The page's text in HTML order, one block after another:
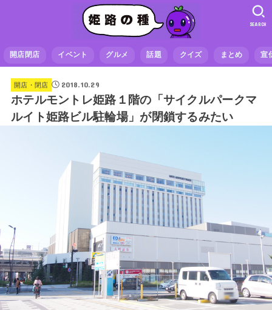
開店閉店 イベント グルメ 話題 クイズ まとめ 宣
SEARCH
開店・閉店 2018.10.29
ホテルモントレ姫路１階の「サイクルパークマ
ルイト姫路ビル駐輪場」が閉鎖するみたい